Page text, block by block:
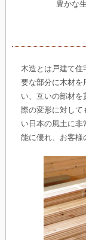
豊かな
木造とは戸建て住
要な部分に木材を
い、互いの部材
際の変形に対し
い日本の風土に
能に優れ、お客様